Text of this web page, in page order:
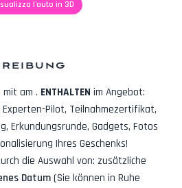
l'auto in 3D
mit am . ENTHALTEN im Angebot:
Pilot, Teilnahmezertifikat,
Erkundungsrunde, Gadgets, Fotos
Ihres Geschenks!
die Auswahl von: zusätzliche
Datum (Sie können in Ruhe